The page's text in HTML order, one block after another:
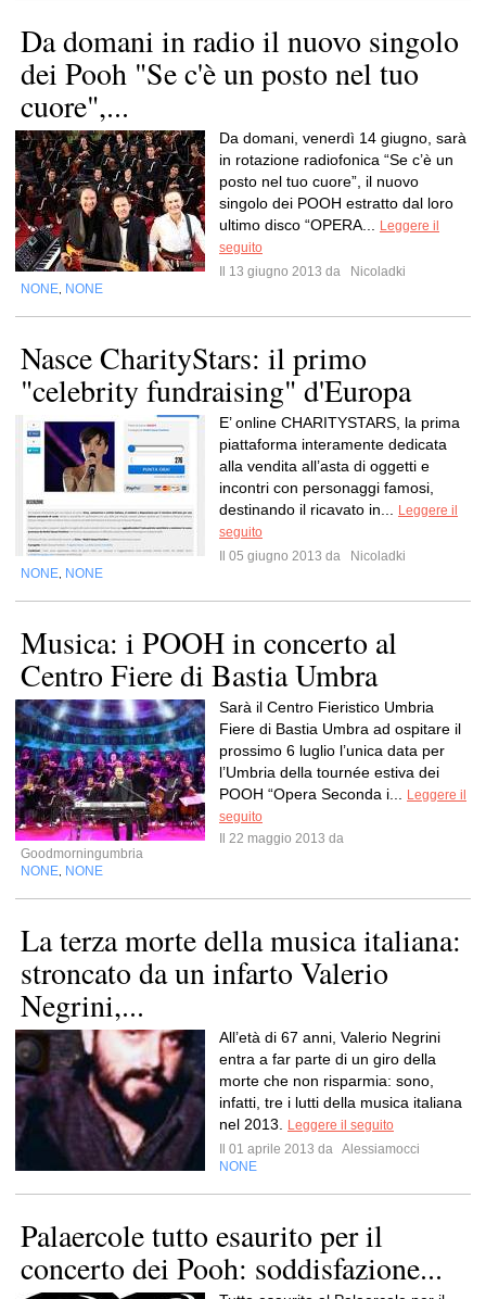
Da domani in radio il nuovo singolo
dei Pooh "Se c'è un posto nel tuo
cuore",...
Da domani, venerdì 14 giugno, sarà
in rotazione radiofonica “Se c’è un
posto nel tuo cuore”, il nuovo
singolo dei POOH estratto dal loro
ultimo disco “OPERA...
Leggere il
seguito
Il 13 giugno 2013 da
Nicoladki
NONE NONE
Nasce CharityStars: il primo
"celebrity fundraising" d'Europa
E’ online CHARITYSTARS, la prima
piattaforma interamente dedicata
alla vendita all’asta di oggetti e
incontri con personaggi famosi,
destinando il ricavato in...
Leggere il
seguito
Il 05 giugno 2013 da
Nicoladki
NONE NONE
Musica: i POOH in concerto al
Centro Fiere di Bastia Umbra
Sarà il Centro Fieristico Umbria
Fiere di Bastia Umbra ad ospitare il
prossimo 6 luglio l’unica data per
l’Umbria della tournée estiva dei
POOH “Opera Seconda i...
Leggere il
seguito
Il 22 maggio 2013 da
Goodmorningumbria
NONE NONE
La terza morte della musica italiana:
stroncato da un infarto Valerio
Negrini,...
All’età di 67 anni, Valerio Negrini
entra a far parte di un giro della
morte che non risparmia: sono,
infatti, tre i lutti della musica italiana
nel 2013.
Leggere il seguito
Il 01 aprile 2013 da Alessiamocci
NONE
Palaercole tutto esaurito per il
concerto dei Pooh: soddisfazione...